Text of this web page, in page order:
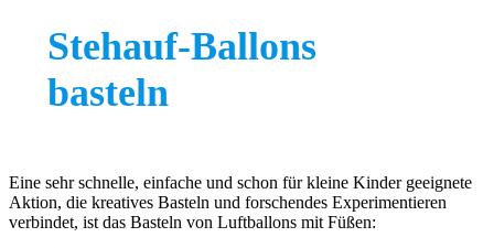
Stehauf-Ballons
basteln
Eine sehr schnelle, einfache und schon für kleine Kinder geeignete
Aktion, die kreatives Basteln und forschendes Experimentieren
verbindet, ist das Basteln von Luftballons mit Füßen: